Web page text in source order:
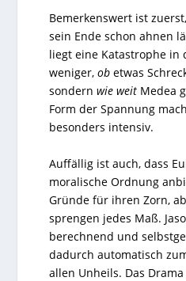
Bemerkenswert ist
sein Ende schon ahnen
liegt eine Katastrophe in
weniger,ob etwas
sondernwie weit Medea
Form der Spannung
besonders intensiv.
Auffällig ist auch, dass
moralische Ordnung
Gründe für ihren Zorn,
sprengen jedes Maß.
berechnend und
dadurch automatisch
allen Unheils. Das